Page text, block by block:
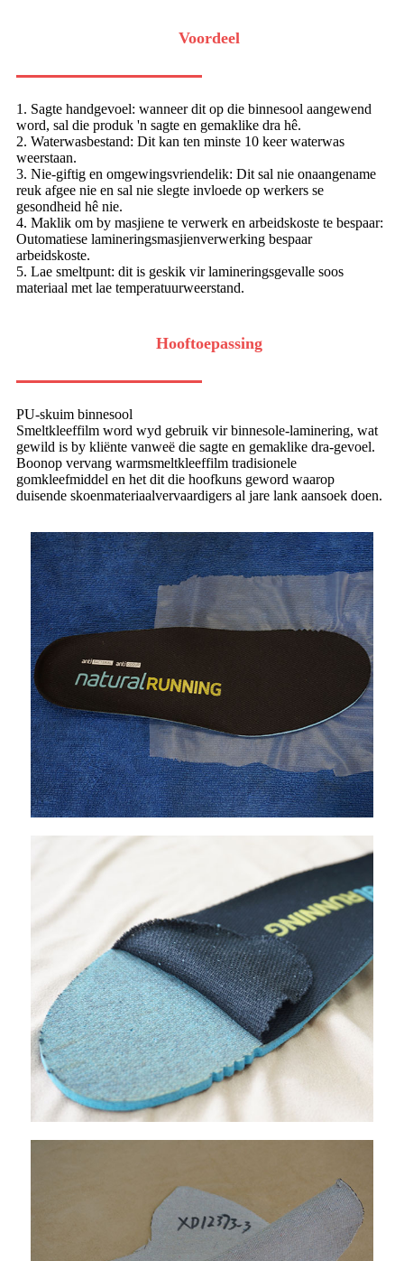
Voordeel
1. Sagte handgevoel: wanneer dit op die binnesool aangewend
word, sal die produk 'n sagte en gemaklike dra hê.
2. Waterwasbestand: Dit kan ten minste 10 keer waterwas
weerstaan.
3. Nie-giftig en omgewingsvriendelik: Dit sal nie onaangename
reuk afgee nie en sal nie slegte invloede op werkers se
gesondheid hê nie.
4. Maklik om by masjiene te verwerk en arbeidskoste te bespaar:
Outomatiese lamineringsmasjienverwerking bespaar
arbeidskoste.
5. Lae smeltpunt: dit is geskik vir lamineringsgevalle soos
materiaal met lae temperatuurweerstand.
Hooftoepassing
PU-skuim binnesool
Smeltkleeffilm word wyd gebruik vir binnesole-laminering, wat
gewild is by kliënte vanweë die sagte en gemaklike dra-gevoel.
Boonop vervang warmsmeltkleeffilm tradisionele
gomkleefmiddel en het dit die hoofkuns geword waarop
duisende skoenmateriaalvervaardigers al jare lank aansoek doen.